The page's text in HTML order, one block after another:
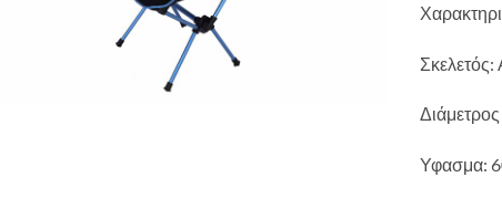
Σκελετός:
Υφασμα: